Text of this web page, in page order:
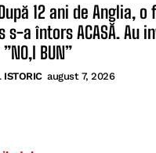
După 12 ani de Anglia,
s-a întors ACASĂ. Au
BUN”
ISTORIC august 7, 2026